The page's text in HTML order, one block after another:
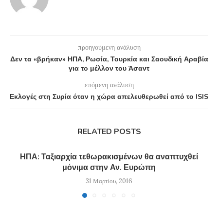
προηγούμενη ανάλυση
Δεν τα «βρήκαν» ΗΠΑ, Ρωσία, Τουρκία και Σαουδική Αραβία
για το μέλλον του Άσαντ
επόμενη ανάλυση
Εκλογές στη Συρία όταν η χώρα απελευθερωθεί από το ISIS
RELATED POSTS
ΗΠΑ: Ταξιαρχία τεθωρακισμένων θα αναπτυχθεί
μόνιμα στην Αν. Ευρώπη
31 Μαρτίου, 2016